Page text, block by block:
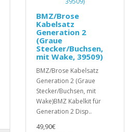
BMZ/Brose
Kabelsatz
Generation 2
(Graue
Stecker/Buchsen,
mit Wake, 39509)
BMZ/Brose Kabelsatz
Generation 2 (Graue
Stecker/Buchsen, mit
Wake)BMZ Kabelkit für
Generation 2 Disp..
49,90€